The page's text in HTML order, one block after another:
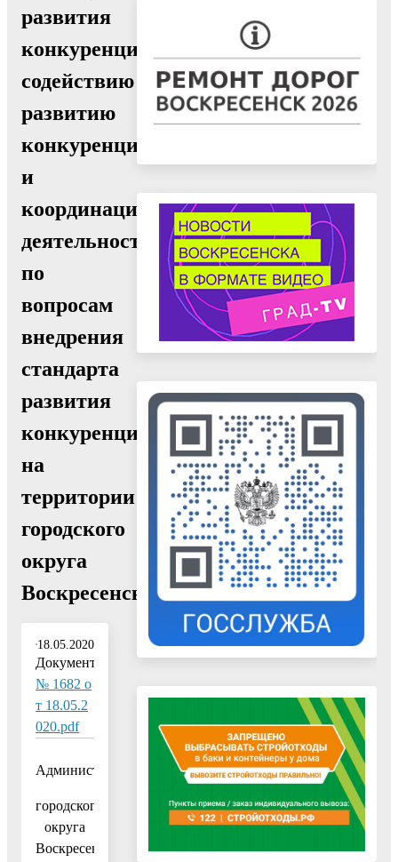
развития
конкуренции,
содействию
развитию
конкуренции
и
координации
деятельности
по
вопросам
внедрения
стандарта
развития
конкуренции
на
территории
городского
округа
Воскресенск"
18.05.2020
Документ:
№ 1682 о
т 18.05.2
020.pdf
Администрация
городского
округа
Воскресенск